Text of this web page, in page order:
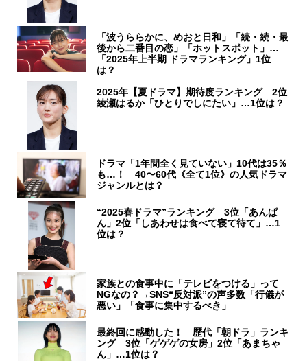
「波うららかに、めおと日和」「続・続・最
後から二番目の恋」「ホットスポット」…
「2025年上半期 ドラマランキング」1位
は？
2025年【夏ドラマ】期待度ランキング 2位
綾瀬はるか「ひとりでしにたい」…1位は？
ドラマ「1年間全く見ていない」10代は35％
も…！ 40〜60代《全て1位》の人気ドラマ
ジャンルとは？
“2025春ドラマ”ランキング 3位「あんぱ
ん」2位「しあわせは食べて寝て待て」…1
位は？
家族との食事中に「テレビをつける」って
NGなの？→SNS“反対派”の声多数「行儀が
悪い」「食事に集中するべき」
最終回に感動した！ 歴代「朝ドラ」ランキ
ング 3位「ゲゲゲの女房」2位「あまちゃ
ん」…1位は？